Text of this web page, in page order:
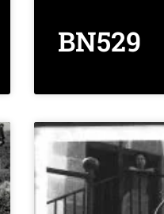
BN529